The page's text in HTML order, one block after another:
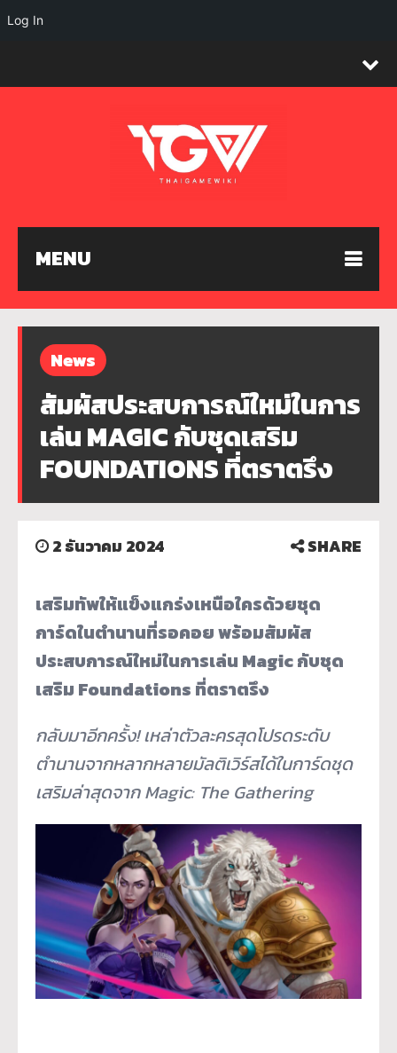
MENU
News
สัมผัสประสบการณ์ใหม่ในการ
เล่น MAGIC กับชุดเสริม
FOUNDATIONS ที่ตราตรึง
2 ธันวาคม 2024 SHARE
เสริมทัพให้แข็งแกร่งเหนือใครด้วยชุด
การ์ดในตำนานที่รอคอย พร้อมสัมผัส
ประสบการณ์ใหม่ในการเล่น Magicกับชุด
เสริม Foundations ที่ตราตรึง
กลับมาอีกครั้ง! เหล่าตัวละครสุดโปรดระดับ
ตำนานจากหลากหลายมัลติเวิร์สได้ในการ์ดชุด
เสริมล่าสุดจากMagic: The Gathering
Log In